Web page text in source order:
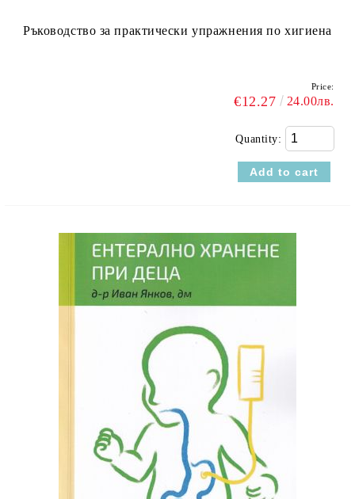
Ръководство за практически упражнения по хигиена
Price:
€12.27 24.00лв.
Quantity: